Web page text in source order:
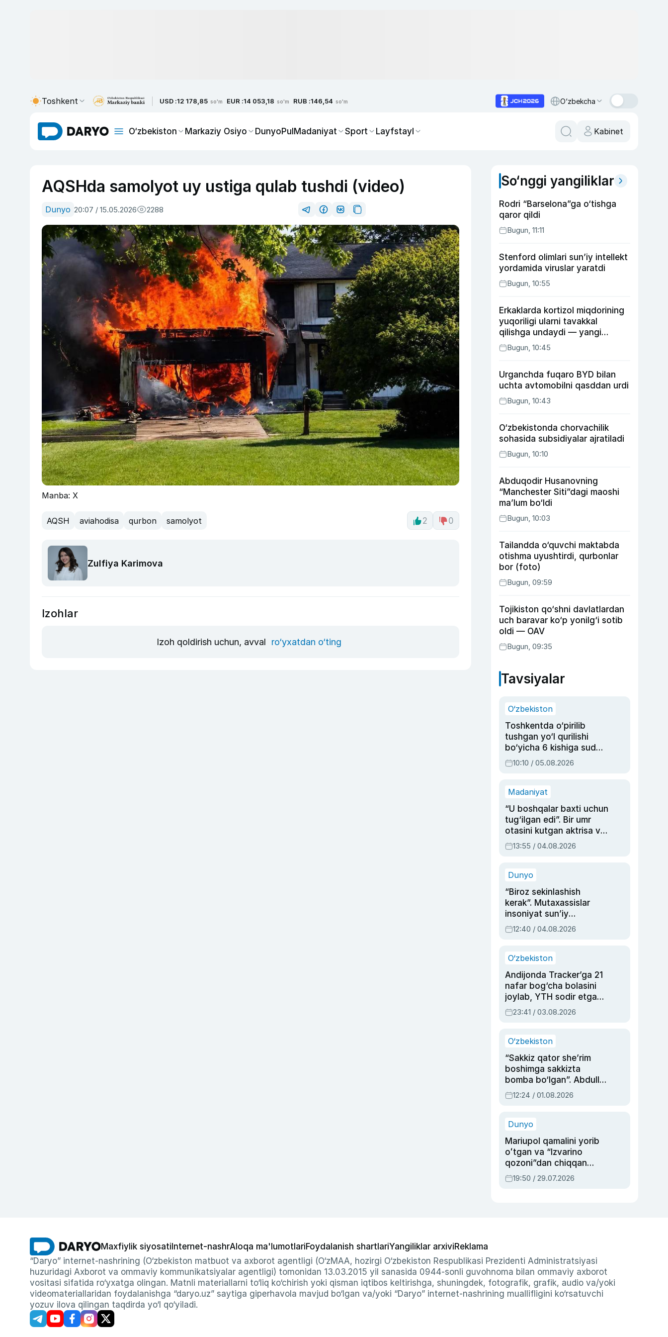
Toshkent USD :12 178,85 so'm EUR :14 053,18 so'm RUB :146,54 so'm O‘zbekcha
O‘zbekiston Markaziy Osiyo DunyoPulMadaniyat Sport Layfstayl Kabinet
AQSHda samolyot uy ustiga qulab tushdi (video)
Dunyo 20:07 / 15.05.2026 2288
Manba: X
AQSH aviahodisa qurbon samolyot 2 0
Zulfiya Karimova
Izohlar
Izoh qoldirish uchun, avval ro‘yxatdan o‘ting
So‘nggi yangiliklar
Rodri “Barselona”ga o‘tishga
qaror qildi
Bugun, 11:11
Stenford olimlari sun’iy intellekt
yordamida viruslar yaratdi
Bugun, 10:55
Erkaklarda kortizol miqdorining
yuqoriligi ularni tavakkal
qilishga undaydi — yangi
tadqiqot
Bugun, 10:45
Urganchda fuqaro BYD bilan
uchta avtomobilni qasddan urdi
Bugun, 10:43
O‘zbekistonda chorvachilik
sohasida subsidiyalar ajratiladi
Bugun, 10:10
Abduqodir Husanovning
“Manchester Siti”dagi maoshi
ma’lum bo‘ldi
Bugun, 10:03
Tailandda o‘quvchi maktabda
otishma uyushtirdi, qurbonlar
bor (foto)
Bugun, 09:59
Tojikiston qo‘shni davlatlardan
uch baravar ko‘p yonilg‘i sotib
oldi — OAV
Bugun, 09:35
Tavsiyalar
O‘zbekiston
Toshkentda o‘pirilib
tushgan yo‘l qurilishi
bo‘yicha 6 kishiga sud
hukmi o‘qildi
10:10 / 05.08.2026
Madaniyat
“U boshqalar baxti uchun
tug‘ilgan edi”. Bir umr
otasini kutgan aktrisa va
dublyaj ustasi Rimma
Ahmedovaning
13:55 / 04.08.2026
Dunyo
“Biroz sekinlashish
kerak”. Mutaxassislar
insoniyat sun’iy
intellektni boshqara
olmay qolishidan xavotir
12:40 / 04.08.2026
O‘zbekiston
Andijonda Tracker’ga 21
nafar bog‘cha bolasini
joylab, YTH sodir etgan
ayolga sud hukmi o‘qildi
23:41 / 03.08.2026
O‘zbekiston
“Sakkiz qator she’rim
boshimga sakkizta
bomba bo‘lgan”. Abdulla
Oripovni siyosiy
ayblovlardan asrab
12:24 / 01.08.2026
Dunyo
Mariupol qamalini yorib
oʻtgan va “Izvarino
qozoni”dan chiqqan
qahramon — Ukraina
armiyasi bosh
19:50 / 29.07.2026
Maxfiylik siyosati Internet-nashrAloqa ma'lumotlariFoydalanish shartlariYangiliklar arxiviReklama
“Daryo” internet-nashrining (O‘zbekiston matbuot va axborot agentligi (O‘zMAA, hozirgi O‘zbekiston Respublikasi Prezidenti Administratsiyasi
huzuridagi Axborot va ommaviy kommunikatsiyalar agentligi) tomonidan 13.03.2015 yil sanasida 0944-sonli guvohnoma bilan ommaviy axborot
vositasi sifatida ro‘yxatga olingan. Matnli materiallarni to‘liq ko‘chirish yoki qisman iqtibos keltirishga, shuningdek, fotografik, grafik, audio va/yoki
videomateriallaridan foydalanishga “daryo.uz” saytiga giperhavola mavjud bo‘lgan va/yoki “Daryo” internet-nashrining muallifligini ko‘rsatuvchi
yozuv ilova qilingan taqdirda yo‘l qo‘yiladi.